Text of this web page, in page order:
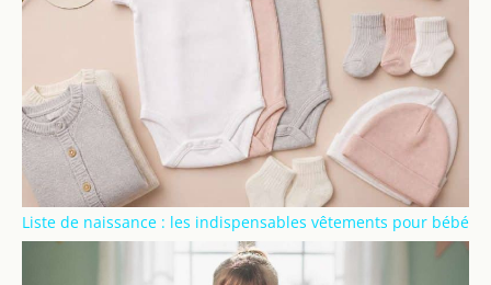
Liste de naissance : les indispensables vêtements pour bébé